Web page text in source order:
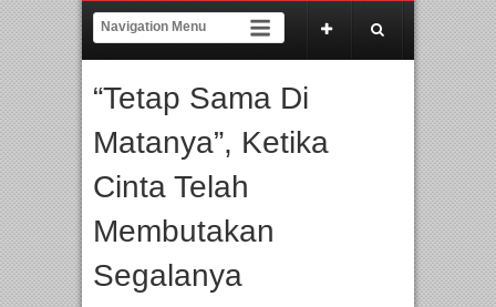
Lokal, BIRKENSTOCK INDONESIA Membuka Took di Ubud, Bali
& Queen – feat. Marcello Tahitoe dan Sandhy Sondoro
“Tetap Sama Di
Matanya”, Ketika
Cinta Telah
Membutakan
Segalanya